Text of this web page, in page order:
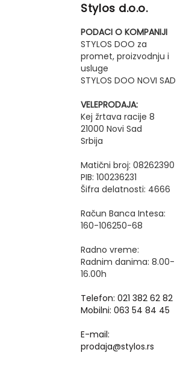
Stylos d.o.o.
PODACI O KOMPANIJI
STYLOS DOO za
promet, proizvodnju i
usluge
STYLOS DOO NOVI SAD
VELEPRODAJA:
Kej žrtava racije 8
21000 Novi Sad
Srbija
Matični broj: 08262390
PIB: 100236231
Šifra delatnosti: 4666
Račun Banca Intesa:
160-106250-68
Radno vreme:
Radnim danima: 8.00-
16.00h
Telefon: 021 382 62 82
Mobilni: 063 54 84 45
E-mail:
prodaja@stylos.rs